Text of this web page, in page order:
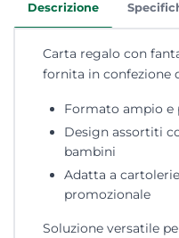
Descrizione
Carta regalo con
fornita in confezione
Formato ampio e
Design assortiti
bambini
Adatta a
promozionale
Soluzione versatile